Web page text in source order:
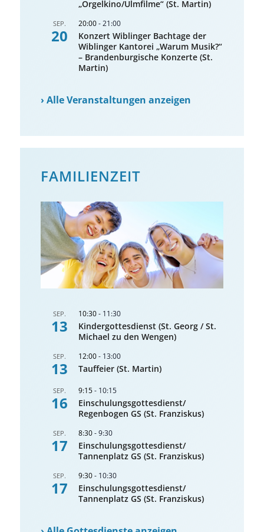
„Orgelkino/Ulmfilme“ (St. Martin)
SEP.
20
20:00-21:00
Konzert Wiblinger Bachtage der
Wiblinger Kantorei „Warum Musik?“
– Brandenburgische Konzerte (St.
Martin)
›Alle Veranstaltungen anzeigen
FAMILIENZEIT
SEP.
13
10:30- 11:30
Kindergottesdienst (St. Georg / St.
Michael zu den Wengen)
SEP.
13
12:00- 13:00
Tauffeier (St. Martin)
SEP.
16
9:15- 10:15
Einschulungsgottesdienst/
Regenbogen GS (St. Franziskus)
SEP.
17
8:30-9:30
Einschulungsgottesdienst/
Tannenplatz GS (St. Franziskus)
SEP.
17
9:30- 10:30
Einschulungsgottesdienst/
Tannenplatz GS (St. Franziskus)